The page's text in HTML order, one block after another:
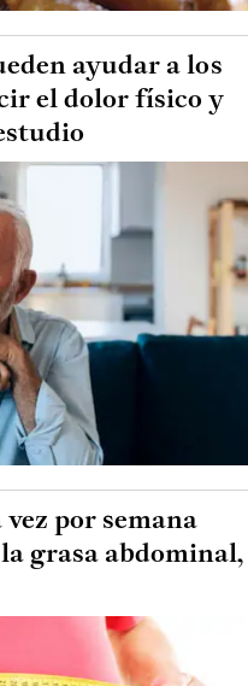
ayudar a los
el dolor físico y
por semana
grasa abdominal,